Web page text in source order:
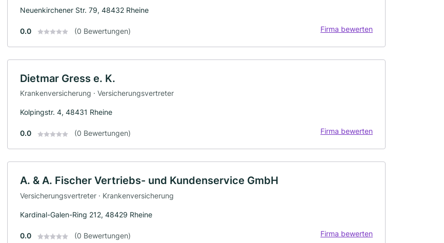
Neuenkirchener Str. 79, 48432 Rheine
0.0 (0 Bewertungen) Firma bewerten
Dietmar Gress e. K.
Krankenversicherung · Versicherungsvertreter
Kolpingstr. 4, 48431 Rheine
0.0 (0 Bewertungen) Firma bewerten
A. & A. Fischer Vertriebs- und Kundenservice GmbH
Versicherungsvertreter · Krankenversicherung
Kardinal-Galen-Ring 212, 48429 Rheine
0.0 (0 Bewertungen) Firma bewerten